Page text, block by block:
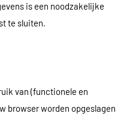
is een noodzakelijke
te sluiten.
van (functionele en
browser worden opgeslagen